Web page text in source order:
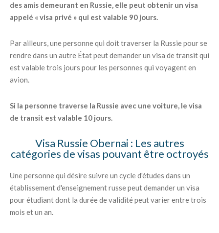
des amis demeurant en Russie, elle peut obtenir un visa
appelé « visa privé » qui est valable 90 jours.
Par ailleurs, une personne qui doit traverser la Russie pour se
rendre dans un autre État peut demander un visa de transit qui
est valable trois jours pour les personnes qui voyagent en
avion.
Si la personne traverse la Russie avec une voiture, le visa
de transit est valable 10 jours.
Visa Russie Obernai : Les autres
catégories de visas pouvant être octroyés
Une personne qui désire suivre un cycle d'études dans un
établissement d'enseignement russe peut demander un visa
pour étudiant dont la durée de validité peut varier entre trois
mois et un an.